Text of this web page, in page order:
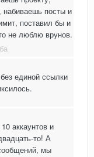
набиваешь посты и
поставил бы и
не люблю врунов.
единой ссылки
аккаунтов и
то! А
мы